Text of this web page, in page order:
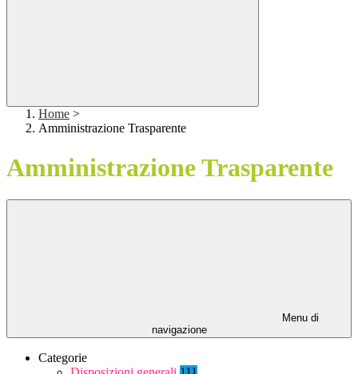
Home >
Amministrazione Trasparente
Amministrazione Trasparente
Menu di
navigazione
Categorie